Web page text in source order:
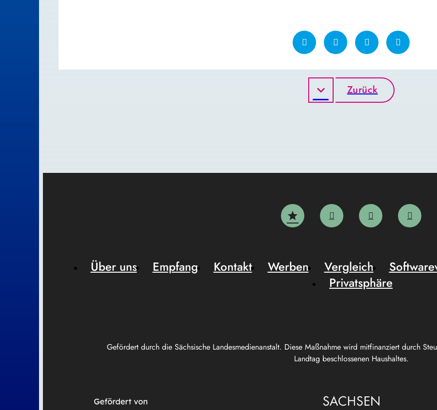
Zurück
Gefördert durch die Sächsische Landesmedienanstalt. Diese Maßnahme wird mitfinanziert durch
Landtag beschlossenen Haushaltes.
Über uns Empfang Kontakt Werben Vergleich
Privatsphäre